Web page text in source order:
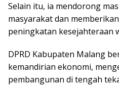
Selain itu, ia mendorong
masyarakat dan
peningkatan kesejahteraan
DPRD Kabupaten Malang
kemandirian ekonomi,
pembangunan di tengah